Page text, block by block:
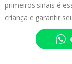
primeiros sinais é
criança e garantir